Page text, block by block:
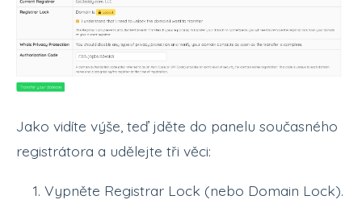
Jako vidíte výše, teď jděte do panelu současného
registrátora a udělejte tři věci:
Vypněte Registrar Lock (nebo Domain Lock).